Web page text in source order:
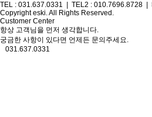
TEL : 031.637.0331
TEL2 : 010.7696.8728
Copyright eski. All Rights Reserved.
Customer Center
항상 고객님을 먼저 생각합니다.
궁금한 사항이 있다면 언제든 문의주세요.
031.637.0331